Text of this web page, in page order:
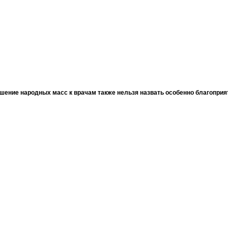
народных масс к врачам также нельзя назвать особенно